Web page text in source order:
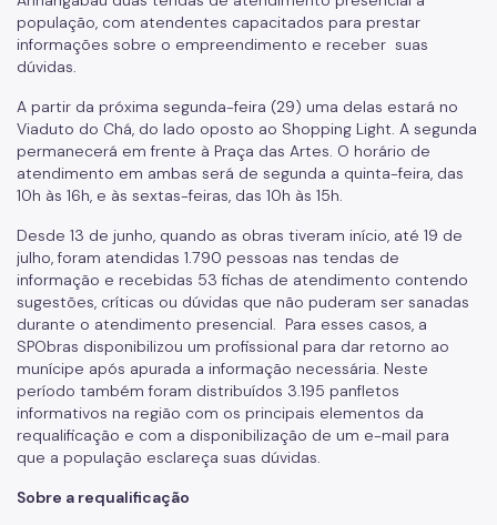
população, com atendentes capacitados para prestar
informações sobre o empreendimento e receber suas
dúvidas.
A partir da próxima segunda-feira (29) uma delas estará no
Viaduto do Chá, do lado oposto ao Shopping Light. A segunda
permanecerá em frente à Praça das Artes. O horário de
atendimento em ambas será de segunda a quinta-feira, das
10h às 16h, e às sextas-feiras, das 10h às 15h.
Desde 13 de junho, quando as obras tiveram início, até 19 de
julho, foram atendidas 1.790 pessoas nas tendas de
informação e recebidas 53 fichas de atendimento contendo
sugestões, críticas ou dúvidas que não puderam ser sanadas
durante o atendimento presencial. Para esses casos, a
SPObras disponibilizou um profissional para dar retorno ao
munícipe após apurada a informação necessária. Neste
período também foram distribuídos 3.195 panfletos
informativos na região com os principais elementos da
requalificação e com a disponibilização de um e-mail para
que a população esclareça suas dúvidas.
Sobre a requalificação